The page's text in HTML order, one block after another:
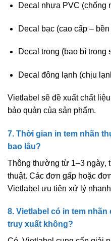
Decal nhựa PVC (chống
Decal bạc (cao cấp – bền
Decal trong (bao bì trong
Decal đông lạnh (chịu
Vietlabel sẽ đề xuất chất
bảo quản của sản phẩm.
7. Thời gian in tem nhãn
bao lâu?
Thông thường từ 1–3 ngày,
thuật. Các đơn gấp hoặc
Vietlabel ưu tiên xử lý
8. Vietlabel có in tem
truy xuất không?